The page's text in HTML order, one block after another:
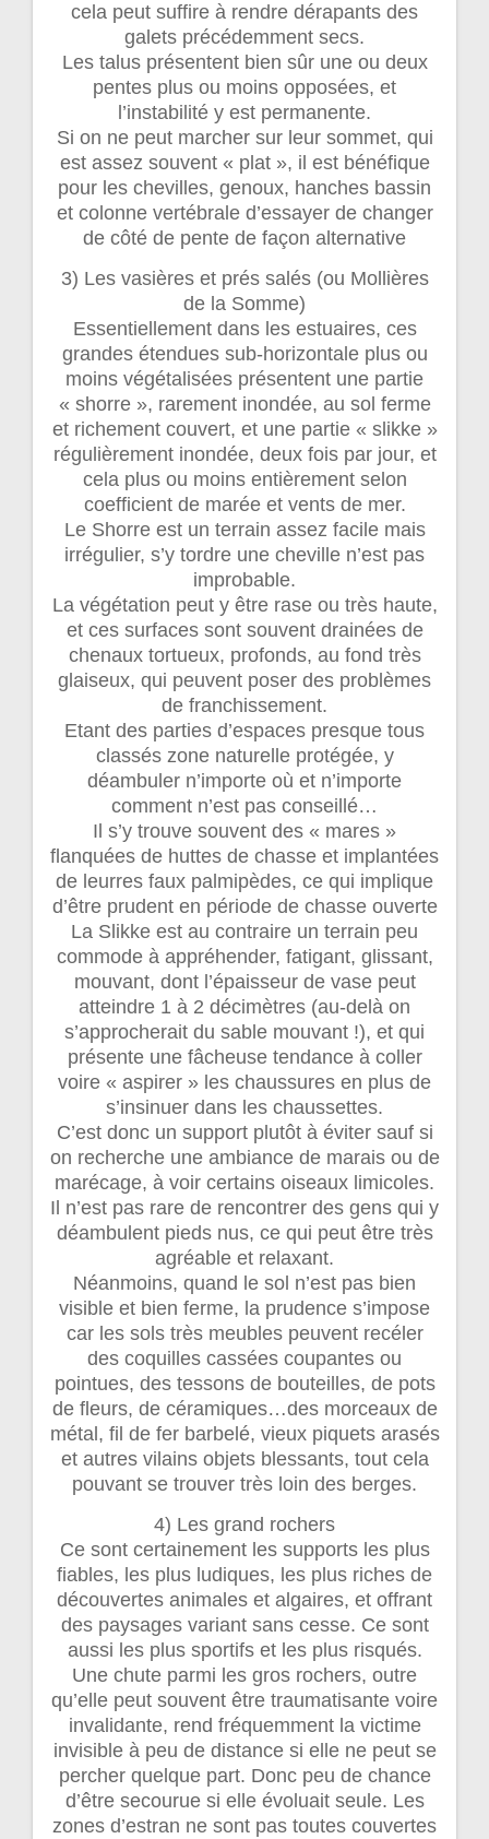
cela peut suffire à rendre dérapants des
galets précédemment secs.
Les talus présentent bien sûr une ou deux
pentes plus ou moins opposées, et
l’instabilité y est permanente.
Si on ne peut marcher sur leur sommet, qui
est assez souvent « plat », il est bénéfique
pour les chevilles, genoux, hanches bassin
et colonne vertébrale d’essayer de changer
de côté de pente de façon alternative
3) Les vasières et prés salés (ou Mollières
de la Somme)
Essentiellement dans les estuaires, ces
grandes étendues sub-horizontale plus ou
moins végétalisées présentent une partie
« shorre », rarement inondée, au sol ferme
et richement couvert, et une partie « slikke »
régulièrement inondée, deux fois par jour, et
cela plus ou moins entièrement selon
coefficient de marée et vents de mer.
Le Shorre est un terrain assez facile mais
irrégulier, s’y tordre une cheville n’est pas
improbable.
La végétation peut y être rase ou très haute,
et ces surfaces sont souvent drainées de
chenaux tortueux, profonds, au fond très
glaiseux, qui peuvent poser des problèmes
de franchissement.
Etant des parties d’espaces presque tous
classés zone naturelle protégée, y
déambuler n’importe où et n’importe
comment n’est pas conseillé…
Il s’y trouve souvent des « mares »
flanquées de huttes de chasse et implantées
de leurres faux palmipèdes, ce qui implique
d’être prudent en période de chasse ouverte
La Slikke est au contraire un terrain peu
commode à appréhender, fatigant, glissant,
mouvant, dont l’épaisseur de vase peut
atteindre 1 à 2 décimètres (au-delà on
s’approcherait du sable mouvant !), et qui
présente une fâcheuse tendance à coller
voire « aspirer » les chaussures en plus de
s’insinuer dans les chaussettes.
C’est donc un support plutôt à éviter sauf si
on recherche une ambiance de marais ou de
marécage, à voir certains oiseaux limicoles.
Il n’est pas rare de rencontrer des gens qui y
déambulent pieds nus, ce qui peut être très
agréable et relaxant.
Néanmoins, quand le sol n’est pas bien
visible et bien ferme, la prudence s’impose
car les sols très meubles peuvent recéler
des coquilles cassées coupantes ou
pointues, des tessons de bouteilles, de pots
de fleurs, de céramiques…des morceaux de
métal, fil de fer barbelé, vieux piquets arasés
et autres vilains objets blessants, tout cela
pouvant se trouver très loin des berges.
4) Les grand rochers
Ce sont certainement les supports les plus
fiables, les plus ludiques, les plus riches de
découvertes animales et algaires, et offrant
des paysages variant sans cesse. Ce sont
aussi les plus sportifs et les plus risqués.
Une chute parmi les gros rochers, outre
qu’elle peut souvent être traumatisante voire
invalidante, rend fréquemment la victime
invisible à peu de distance si elle ne peut se
percher quelque part. Donc peu de chance
d’être secourue si elle évoluait seule. Les
zones d’estran ne sont pas toutes couvertes